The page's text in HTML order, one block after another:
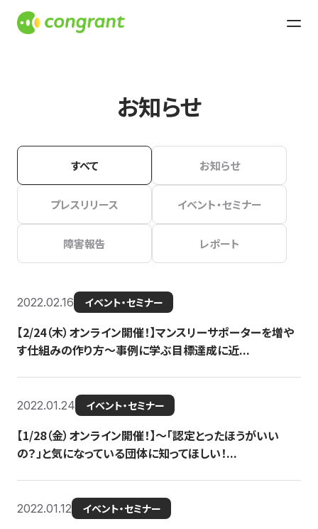
お知らせ
すべて お知らせ
プレスリリース イベント・セミナー
障害報告 レポート
2022.02.16 イベント・セミナー
【2/24（木）オンライン開催！】マンスリーサポーターを増や
す仕組みの作り方〜事例に学ぶ目標達成に近...
2022.01.24 イベント・セミナー
【1/28（金）オンライン開催！】〜「認定とったほうがいい
の？」と気になっている団体に知ってほしい！...
2022.01.12 イベント・セミナー